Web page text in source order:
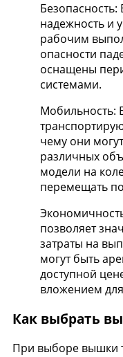
надежность и
рабочим
опасности
оснащены
системами.
Мобильность:
чему они
различных
модели на
перемещать
позволяет
затраты на
могут быть
доступной
вложением
Как выбрать
При выборе вышки